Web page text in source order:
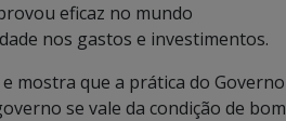
eficaz no mundo
nos gastos e investimentos.
mostra que a prática do Governo
se vale da condição de bom